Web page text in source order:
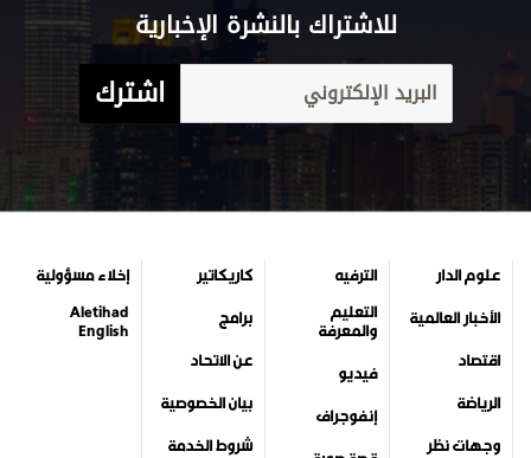
للاشتراك بالنشرة الإخبارية
اشترك
علوم الدار
الأخبار العالمية
اقتصاد
الرياضة
وجهات نظر
الترفيه
التعليم
والمعرفة
فيديو
إنفوجراف
كاريكاتير
برامج
عن الاتحاد
بيان الخصوصية
شروط الخدمة
إخلاء مسؤولية
Aletihad
English